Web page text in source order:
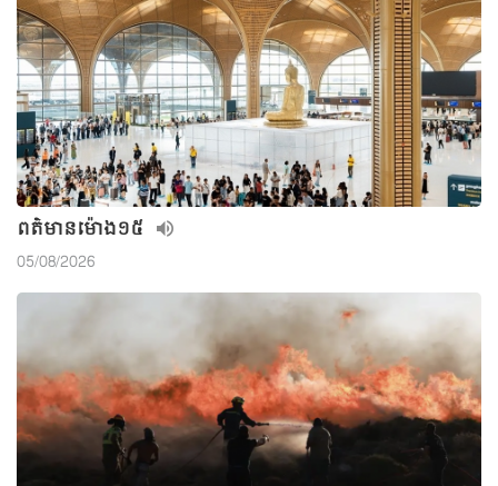
ពត៌មាន​ម៉ោង១៥
05/08/2026